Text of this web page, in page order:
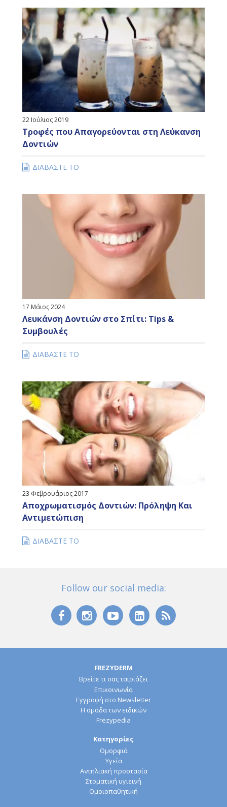
22 Ιούλιος 2019
Τροφές που Απαγορεύονται στη Λεύκανση
Δοντιών
ΔΙΑΒΑΣΤΕ ΤΟ
17 Μάιος 2024
Λευκάνση Δοντιών στο Σπίτι: Tips &
Συμβουλές
ΔΙΑΒΑΣΤΕ ΤΟ
23 Φεβρουάριος 2017
Αποχρωματισμός Δοντιών: Πρόληψη Και
Αντιμετώπιση
ΔΙΑΒΑΣΤΕ ΤΟ
Follow our social media:
FREZYDERM
Βρείτε τι σας ταιριάζει
Επικοινωνία
Εγγραφή στο Newsletter
Η ομάδα των ειδικών
Frezypedia
Κατηγορίες
Ομορφιά
Υγεία
Αντηλιακή προστασία
Στοματική υγιεινή
Ομοιοπαθητική